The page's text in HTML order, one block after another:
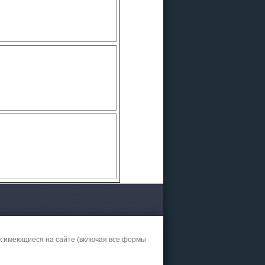
имеющиеся на сайте (включая все формы